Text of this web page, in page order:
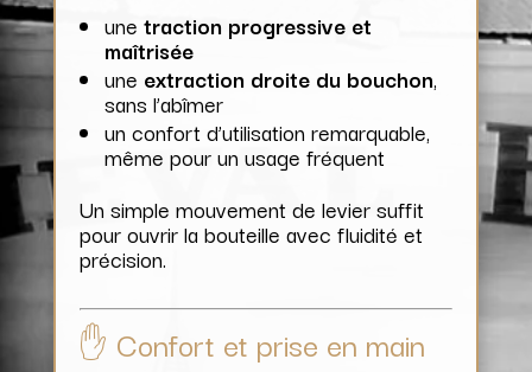
une traction progressive et
maîtrisée
une extraction droite du bouchon,
sans l’abîmer
un confort d’utilisation remarquable,
même pour un usage fréquent
Un simple mouvement de levier suffit
pour ouvrir la bouteille avec fluidité et
précision.
✋ Confort et prise en main